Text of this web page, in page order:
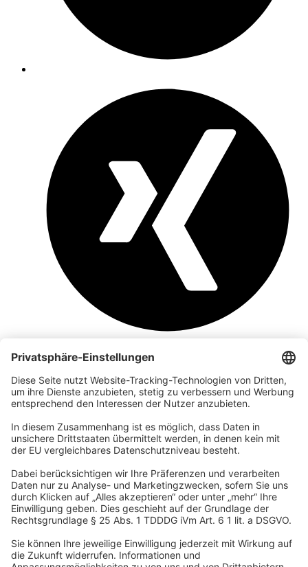
Unternehmen
Wir sind Teil der REWE Group und ihrer Touristiksparte
DERTOUR Group. Damit gehören wir zu einer der größten
touristischen Unternehmensgruppen in Europa.
© 2026 Urban Nature